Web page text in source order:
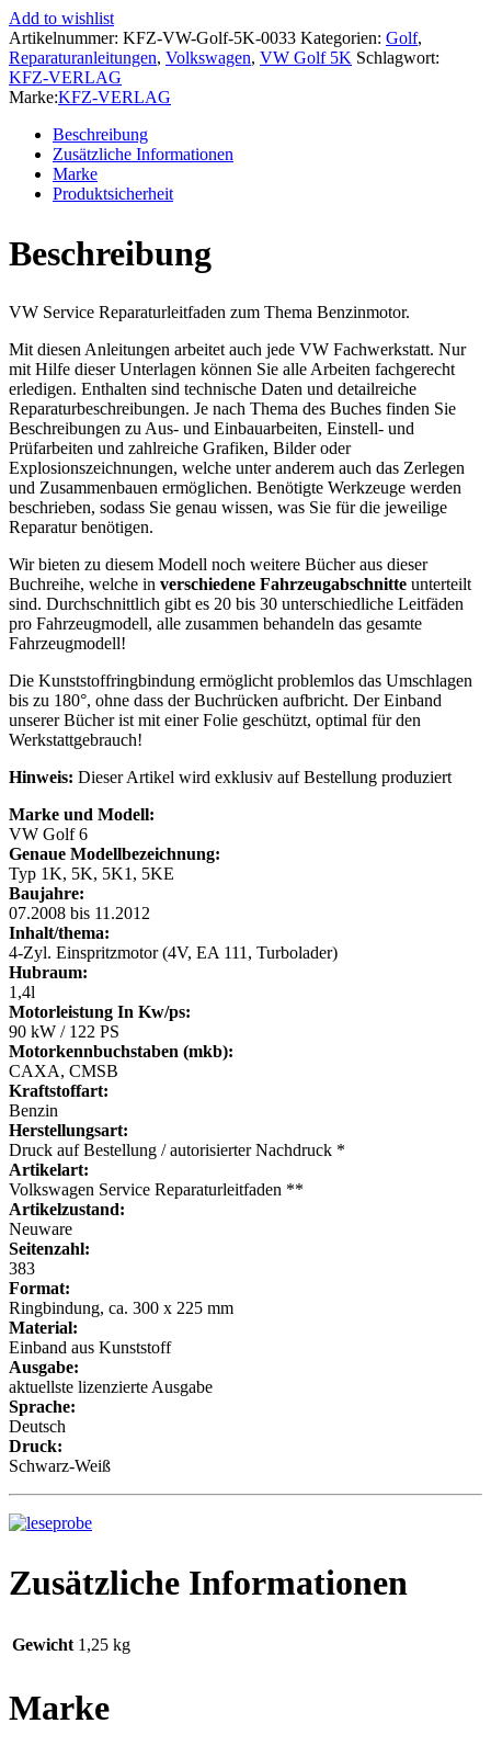
1K/5K
(08-
12)
4-
Zyl.
1,4l
Benzinmotor
Reparaturanleitung
Add to wishlist
Artikelnummer: KFZ-VW-Golf-5K-0033 Kategorien: Golf,
Reparaturanleitungen, Volkswagen, VW Golf 5K Schlagwort:
KFZ-VERLAG
Marke:KFZ-VERLAG
Beschreibung
Zusätzliche Informationen
Marke
Produktsicherheit
Beschreibung
VW Service Reparaturleitfaden zum Thema Benzinmotor.
Mit diesen Anleitungen arbeitet auch jede VW Fachwerkstatt. Nur
mit Hilfe dieser Unterlagen können Sie alle Arbeiten fachgerecht
erledigen. Enthalten sind technische Daten und detailreiche
Reparaturbeschreibungen. Je nach Thema des Buches finden Sie
Beschreibungen zu Aus- und Einbauarbeiten, Einstell- und
Prüfarbeiten und zahlreiche Grafiken, Bilder oder
Explosionszeichnungen, welche unter anderem auch das Zerlegen
und Zusammenbauen ermöglichen. Benötigte Werkzeuge werden
beschrieben, sodass Sie genau wissen, was Sie für die jeweilige
Reparatur benötigen.
Wir bieten zu diesem Modell noch weitere Bücher aus dieser
Buchreihe, welche in verschiedene Fahrzeugabschnitte unterteilt
sind. Durchschnittlich gibt es 20 bis 30 unterschiedliche Leitfäden
pro Fahrzeugmodell, alle zusammen behandeln das gesamte
Fahrzeugmodell!
Die Kunststoffringbindung ermöglicht problemlos das Umschlagen
bis zu 180°, ohne dass der Buchrücken aufbricht. Der Einband
unserer Bücher ist mit einer Folie geschützt, optimal für den
Werkstattgebrauch!
Hinweis: Dieser Artikel wird exklusiv auf Bestellung produziert
Marke und Modell:
VW Golf 6
Genaue Modellbezeichnung:
Typ 1K, 5K, 5K1, 5KE
Baujahre:
07.2008 bis 11.2012
Inhalt/thema:
4-Zyl. Einspritzmotor (4V, EA 111, Turbolader)
Hubraum:
1,4l
Motorleistung In Kw/ps:
90 kW / 122 PS
Motorkennbuchstaben (mkb):
CAXA, CMSB
Kraftstoffart:
Benzin
Herstellungsart:
Druck auf Bestellung / autorisierter Nachdruck *
Artikelart:
Volkswagen Service Reparaturleitfaden **
Artikelzustand:
Neuware
Seitenzahl:
383
Format:
Ringbindung, ca. 300 x 225 mm
Material:
Einband aus Kunststoff
Ausgabe:
aktuellste lizenzierte Ausgabe
Sprache:
Deutsch
Druck:
Schwarz-Weiß
Zusätzliche Informationen
Gewicht 1,25 kg
Marke